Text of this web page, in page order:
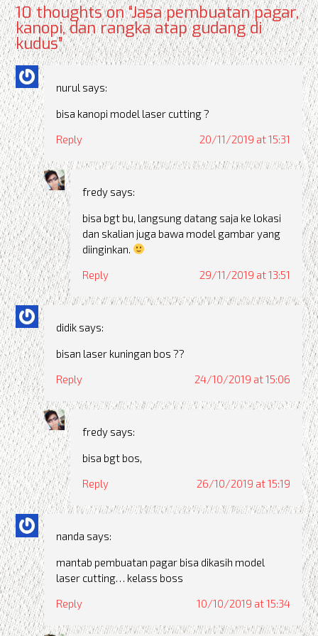
10 thoughts on “Jasa pembuatan pagar,
kanopi, dan rangka atap gudang di
kudus”
nurul says:
bisa kanopi model laser cutting ?
Reply
20/11/2019 at 15:31
fredy says:
bisa bgt bu, langsung datang saja ke lokasi
dan skalian juga bawa model gambar yang
diinginkan.
Reply
29/11/2019 at 13:51
didik says:
bisan laser kuningan bos ??
Reply
24/10/2019 at 15:06
fredy says:
bisa bgt bos,
Reply
26/10/2019 at 15:19
nanda says:
mantab pembuatan pagar bisa dikasih model
laser cutting… kelass boss
Reply
10/10/2019 at 15:34